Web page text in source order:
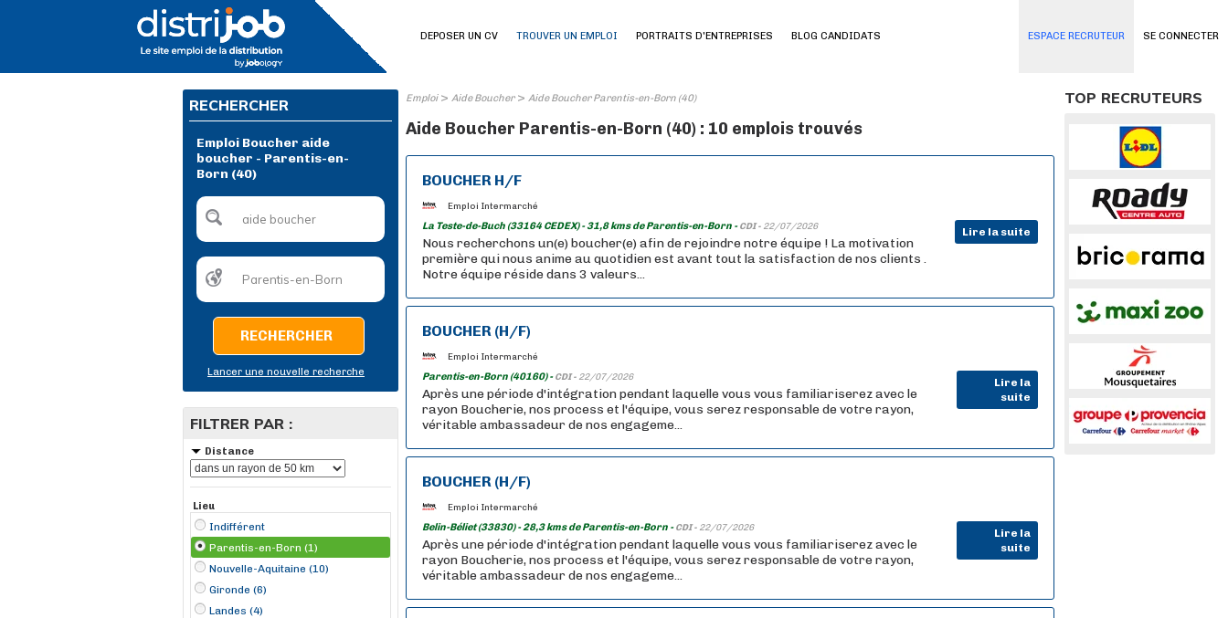
SE CONNECTER
DEPOSER UN CV TROUVER UN EMPLOI PORTRAITS D'ENTREPRISES BLOG CANDIDATS ESPACE RECRUTEUR
RECHERCHER
Emploi Boucher aide
boucher - Parentis-en-
Born (40)
RECHERCHER
Lancer une nouvelle recherche
FILTRER PAR :
Distance
Lieu
Indifférent
Parentis-en-Born (1)
Nouvelle-Aquitaine (10)
Gironde (6)
Landes (4)
Emploi> Aide Boucher> Aide Boucher Parentis-en-Born (40)
Aide Boucher Parentis-en-Born (40) : 10 emplois trouvés
BOUCHER H/F
Emploi Intermarché
La Teste-de-Buch (33164 CEDEX) - 31,8 kms de Parentis-en-Born -CDI - 22/07/2026 Lire la suite
Nous recherchons un(e) boucher(e) afin de rejoindre notre équipe ! La motivation
première qui nous anime au quotidien est avant tout la satisfaction de nos clients .
Notre équipe réside dans 3 valeurs...
BOUCHER (H/F)
Emploi Intermarché
Parentis-en-Born (40160) -CDI - 22/07/2026
Lire la
suite
Après une période d'intégration pendant laquelle vous vous familiariserez avec le
rayon Boucherie, nos process et l'équipe, vous serez responsable de votre rayon,
véritable ambassadeur de nos engageme...
BOUCHER (H/F)
Emploi Intermarché
Belin-Béliet (33830) - 28,3 kms de Parentis-en-Born -CDI - 22/07/2026
Lire la
suite
Après une période d'intégration pendant laquelle vous vous familiariserez avec le
rayon Boucherie, nos process et l'équipe, vous serez responsable de votre rayon,
véritable ambassadeur de nos engageme...
TOP RECRUTEURS